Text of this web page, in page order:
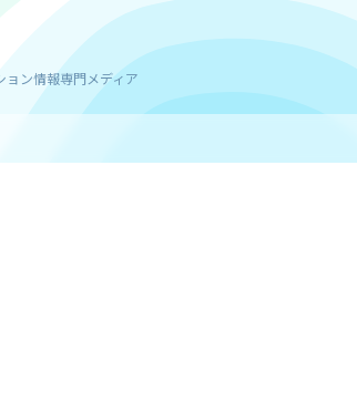
ョン情報専門メディア